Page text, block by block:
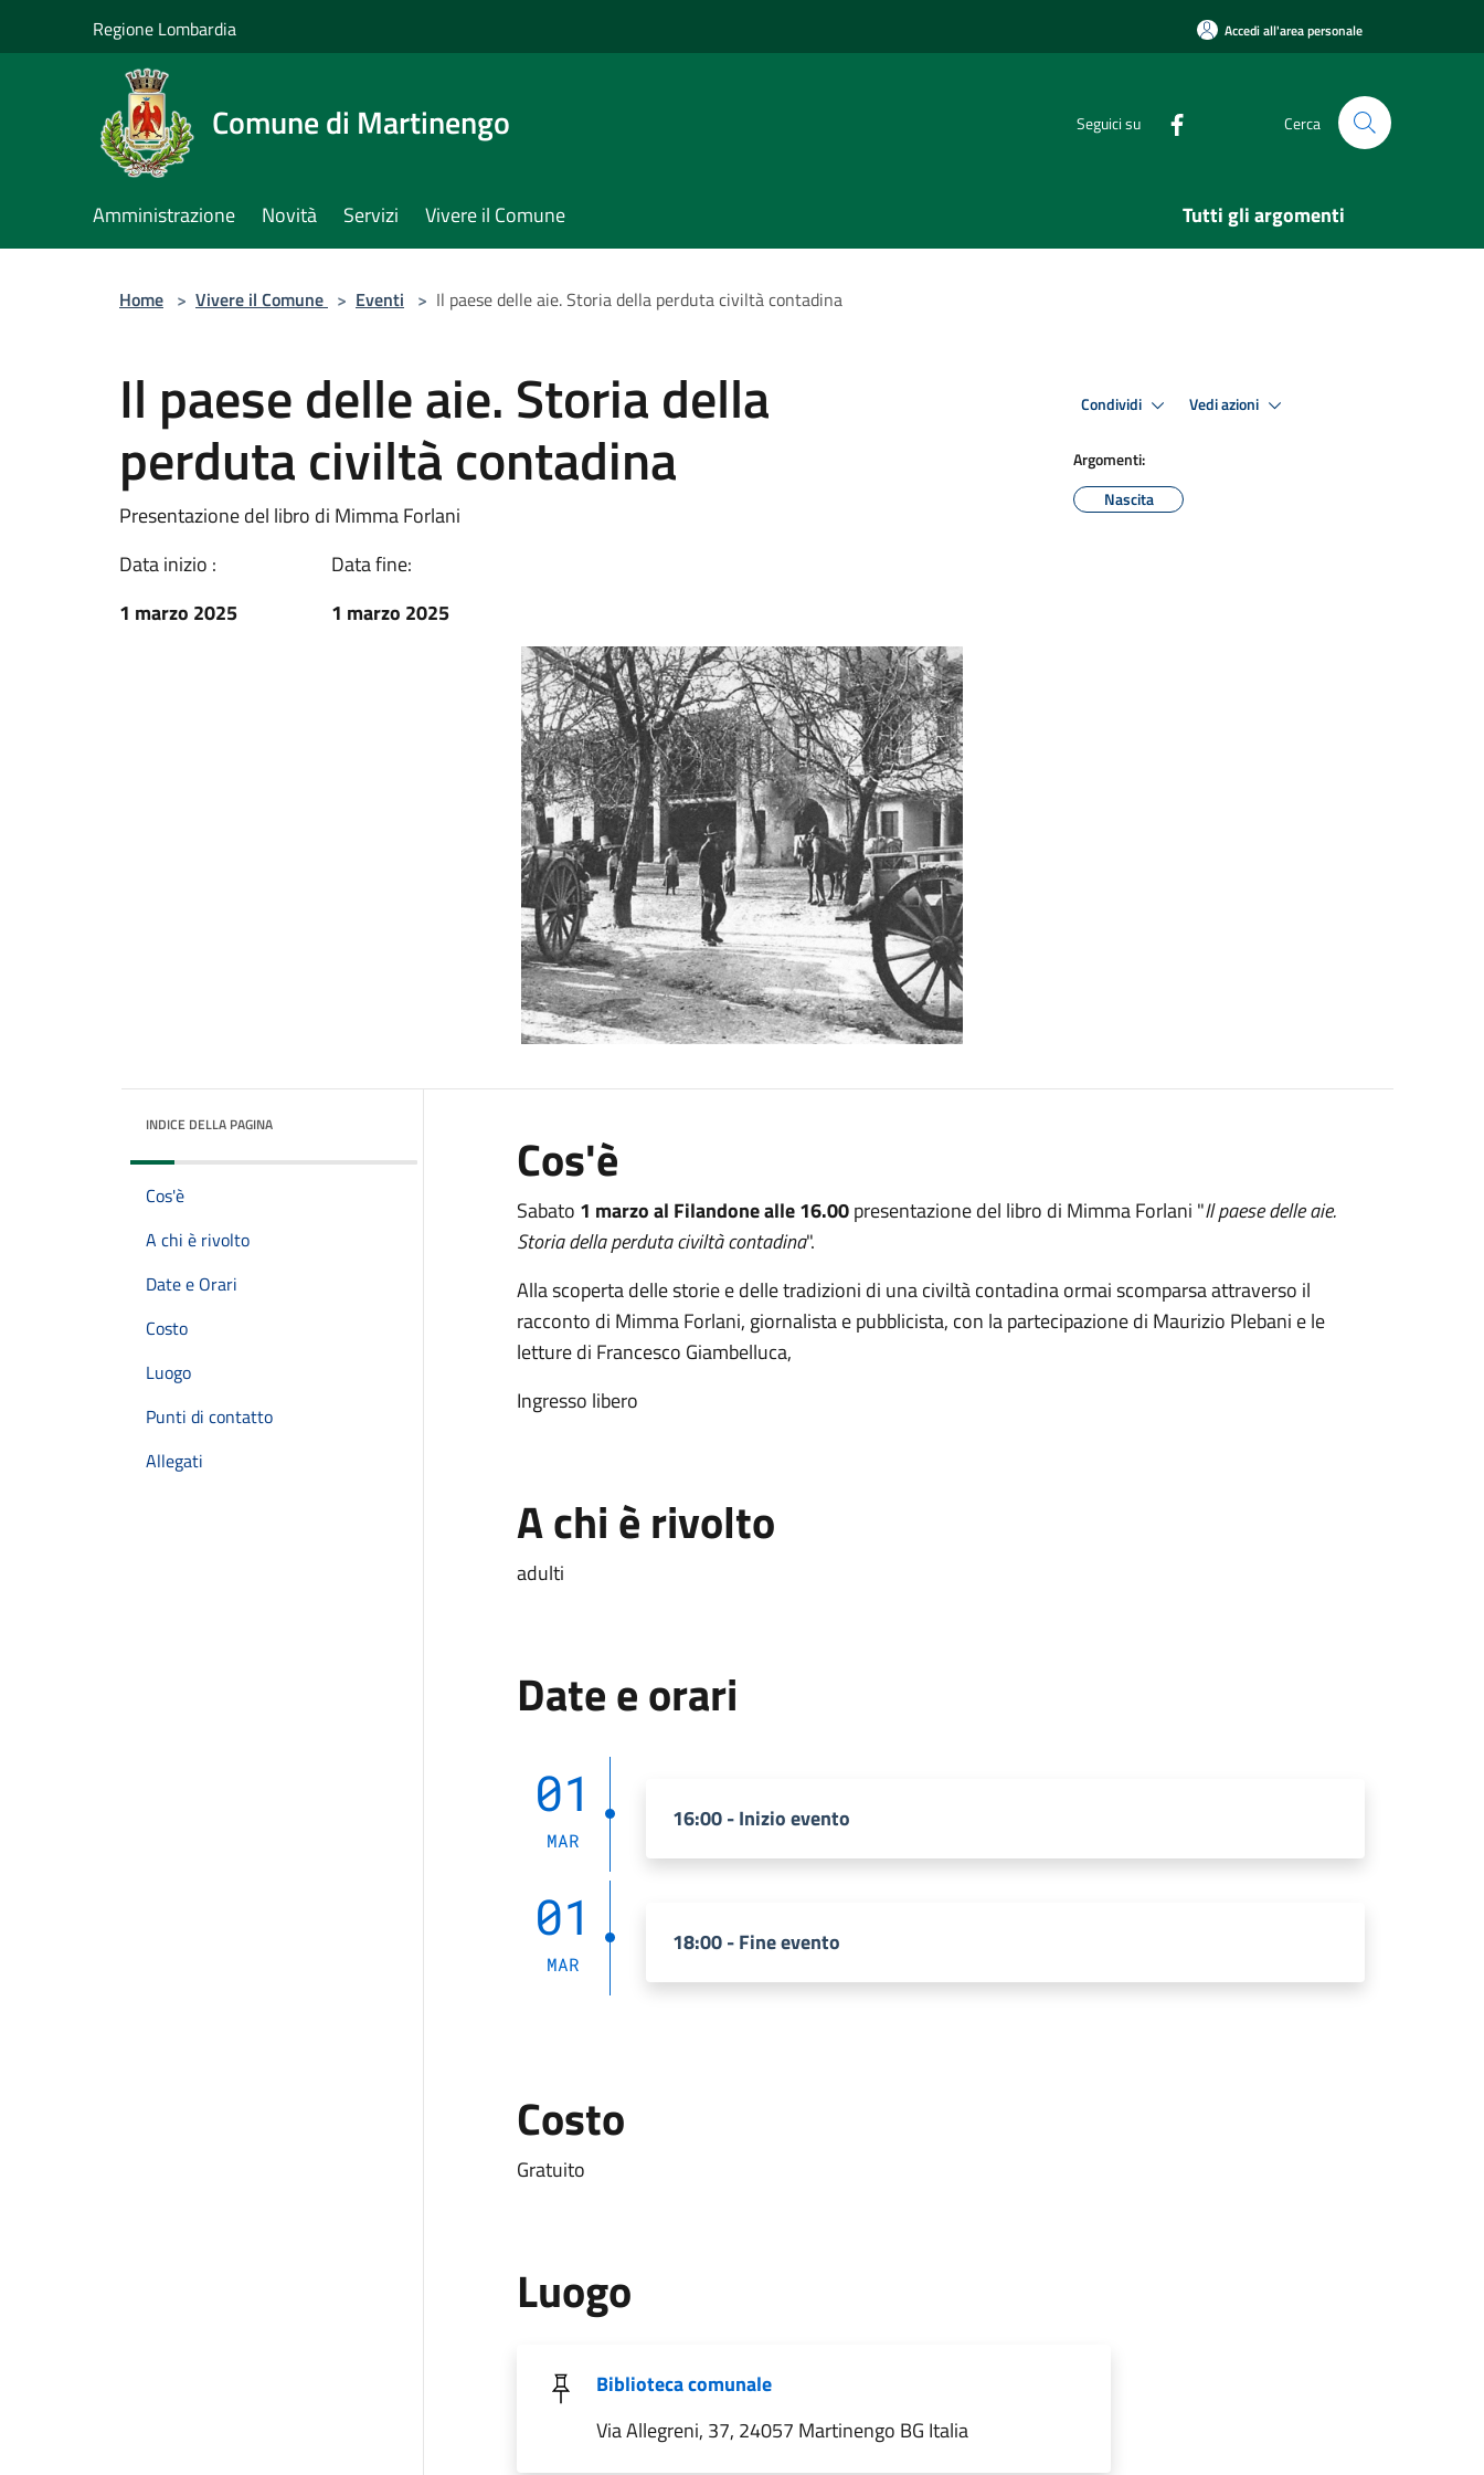
Regione Lombardia Accedi all'area personale
Comune di Martinengo Seguici su Cerca
Amministrazione Novità Servizi Vivere il Comune Tutti gli argomenti
Home > Vivere il Comune > Eventi > Il paese delle aie. Storia della perduta civiltà contadina
Il paese delle aie. Storia della
perduta civiltà contadina
Presentazione del libro di Mimma Forlani
Data inizio :
1 marzo 2025
Data fine:
1 marzo 2025
Condividi Vedi azioni
Argomenti:
Nascita
INDICE DELLA PAGINA
Cos'è
A chi è rivolto
Date e Orari
Costo
Luogo
Punti di contatto
Allegati
Cos'è
Sabato 1 marzo al Filandone alle 16.00presentazione del libro di Mimma Forlani "Il paese delle aie.
Storia della perduta civiltà contadina".
Alla scoperta delle storie e delle tradizioni di una civiltà contadina ormai scomparsa attraverso il
racconto di Mimma Forlani, giornalista e pubblicista, con la partecipazione di Maurizio Plebani e le
letture di Francesco Giambelluca,
Ingresso libero
A chi è rivolto
adulti
Date e orari
01
MAR
16:00 - Inizio evento
01
MAR
18:00 - Fine evento
Costo
Gratuito
Luogo
Biblioteca comunale
Via Allegreni, 37, 24057 Martinengo BG Italia